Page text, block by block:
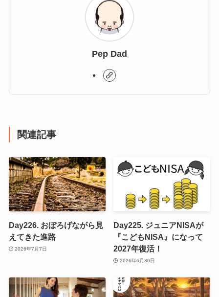
Pep Dad
関連記事
Day226. おぼろげながら見
えてきた進路
2026年7月7日
Day225. ジュニアNISAが
『こどもNISA』になって
2027年復活！
2026年6月30日